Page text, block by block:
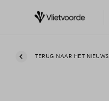
TERUG NAAR HET